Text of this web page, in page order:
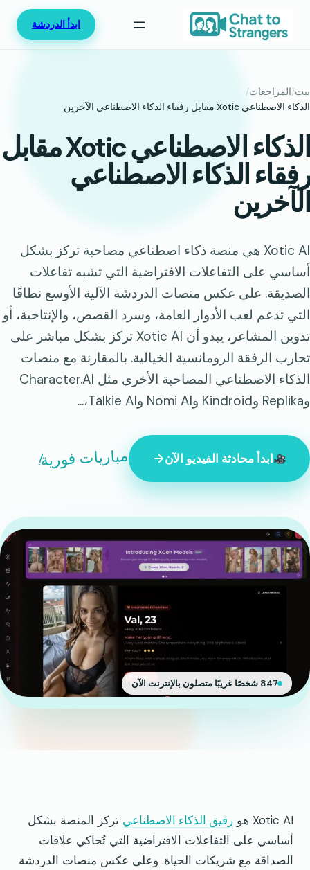
ابدأ الدردشة
بيت/المراجعات/
الذكاء الاصطناعي Xotic مقابل رفقاء الذكاء الاصطناعي الآخرين
الذكاء الاصطناعي Xotic مقابل
رفقاء الذكاء الاصطناعي
الآخرين
Xotic AI هي منصة ذكاء اصطناعي مصاحبة تركز بشكل
أساسي على التفاعلات الافتراضية التي تشبه تفاعلات
الصديقة. على عكس منصات الدردشة الآلية الأوسع نطاقًا
التي تدعم لعب الأدوار العامة، وسرد القصص، والإنتاجية، أو
تدوين المشاعر، يبدو أن Xotic AI تركز بشكل مباشر على
تجارب الرفقة الرومانسية الخيالية. بالمقارنة مع منصات
الذكاء الاصطناعي المصاحبة الأخرى مثل Character.AI
وReplika وKindroid وNomi AI وTalkie AI،...
ابدأ محادثة الفيديو الآن مباريات فورية!
847 شخصًا غريبًا متصلون بالإنترنت الآن
Xotic AI هو رفيق الذكاء الاصطناعي تركز المنصة بشكل
أساسي على التفاعلات الافتراضية التي تُحاكي علاقات
الصداقة مع شريكات الحياة. وعلى عكس منصات الدردشة